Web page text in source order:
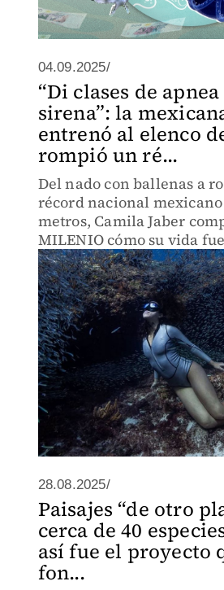
04.09.2025/
“Di clases de
sirena”: la
entrenó al elenco
rompió un ré...
Del nado con ballenas a
récord nacional mexicano
metros, Camila Jaber
MILENIO cómo su vida
por el mar.
28.08.2025/
Paisajes “de otro
cerca de 40
así fue el proyecto
fon...